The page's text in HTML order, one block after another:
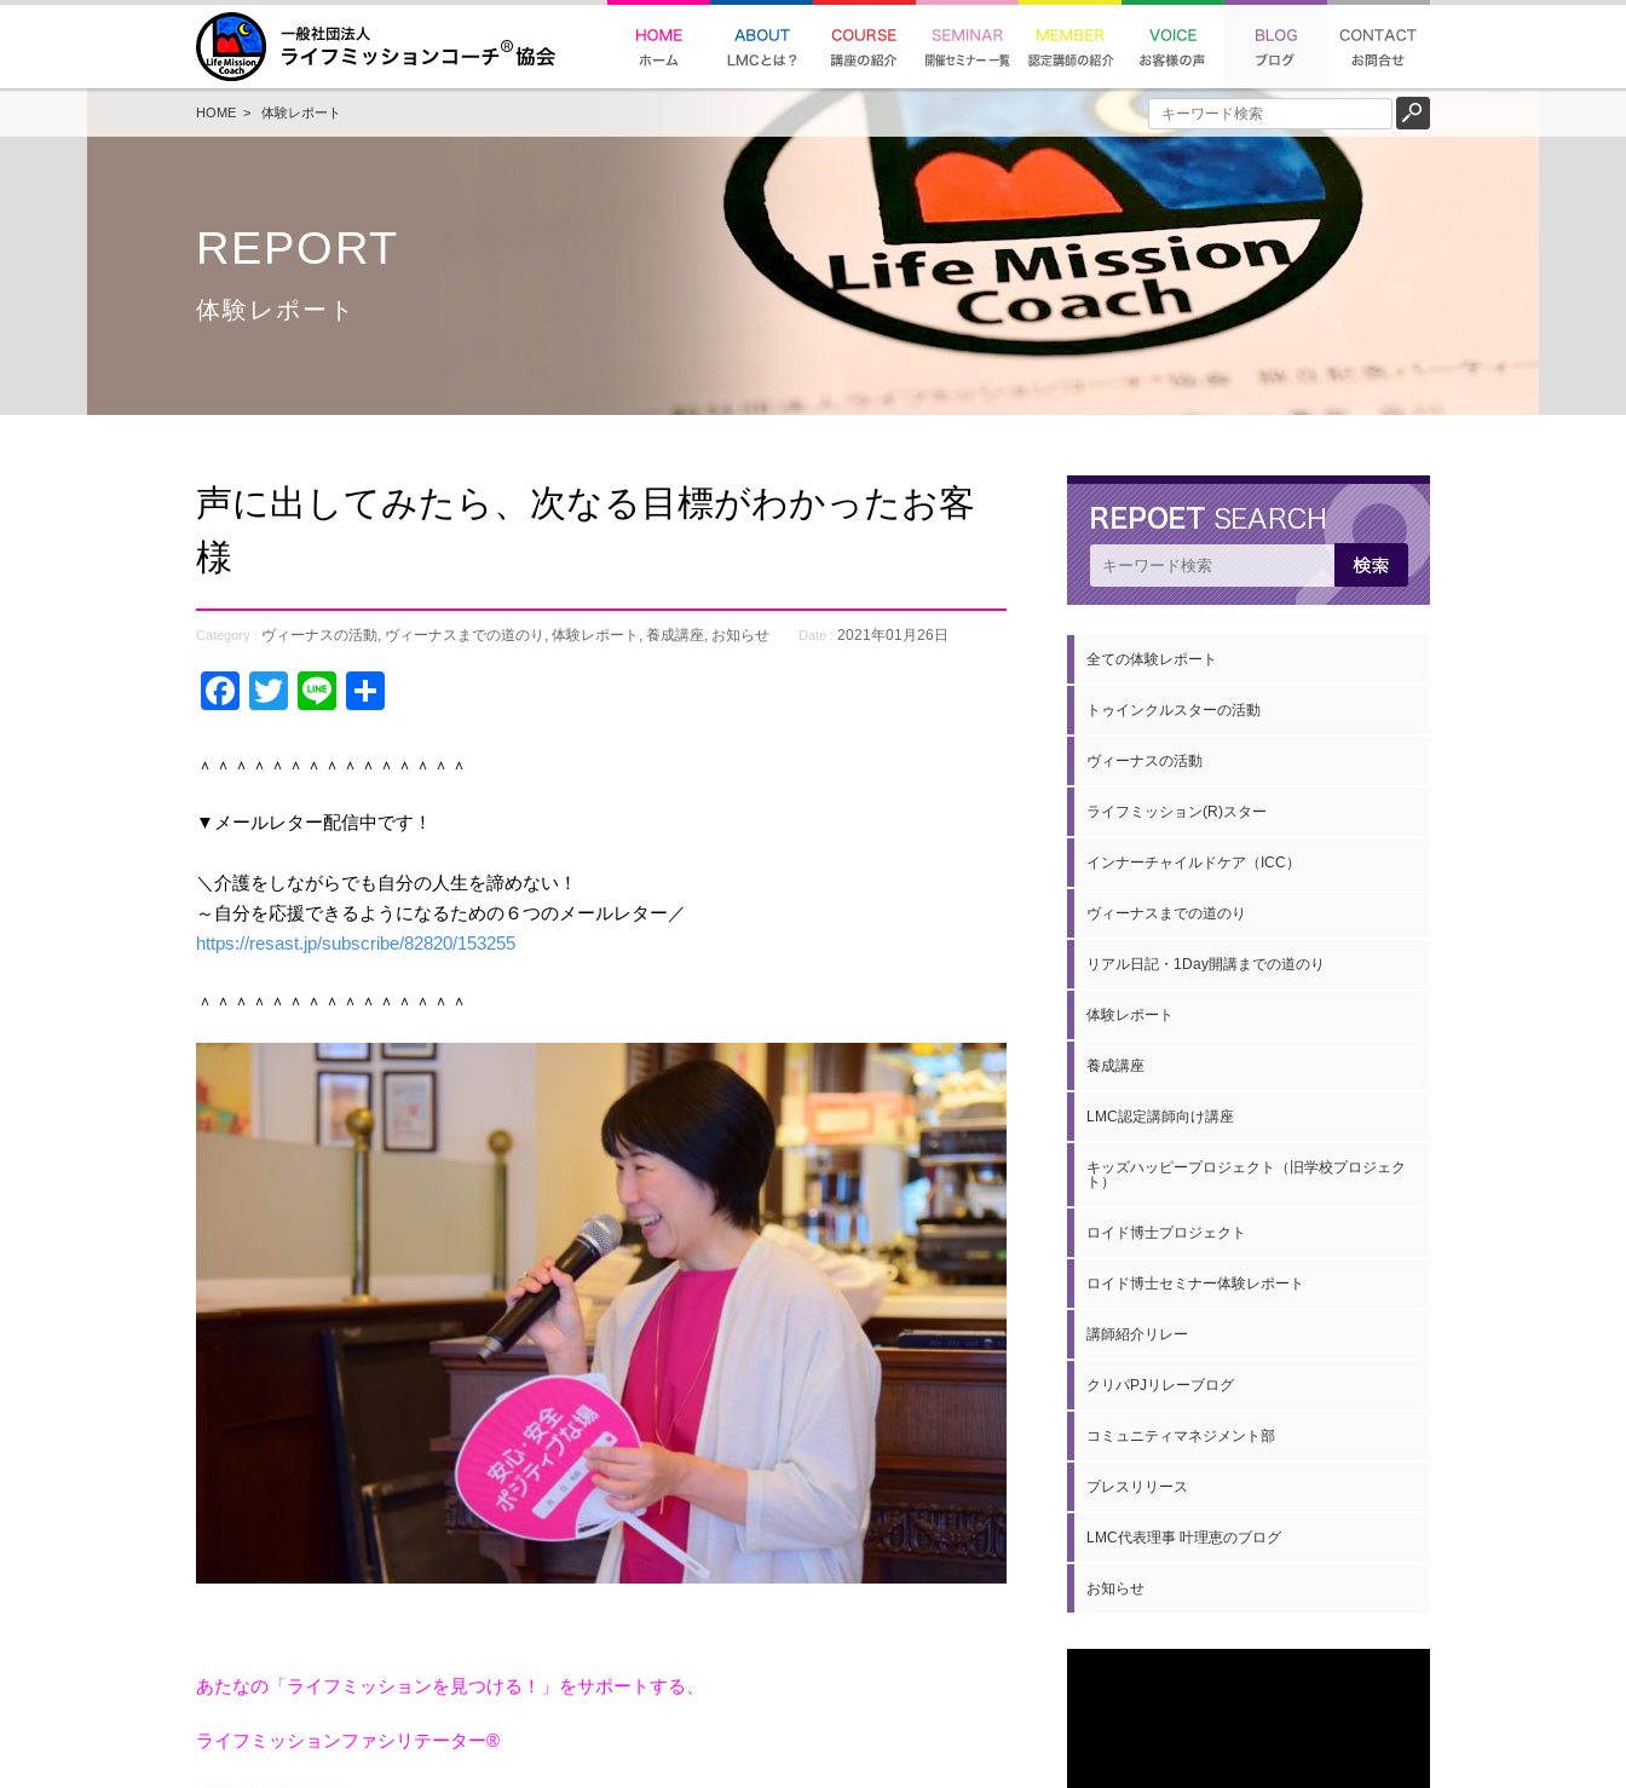
HOME > 体験レポート
REPORT
体験レポート
声に出してみたら、次なる目標がわかったお客
様
Category : ヴィーナスの活動, ヴィーナスまでの道のり , 体験レポート , 養成講座, お知らせ Date : 2021年01月26日
Facebook
Twitter
Line
＾＾＾＾＾＾＾＾＾＾＾＾＾＾＾
▼メールレター配信中です！
＼介護をしながらでも自分の人生を諦めない！
～自分を応援できるようになるための６つのメールレター／
https://resast.jp/subscribe/82820/153255
＾＾＾＾＾＾＾＾＾＾＾＾＾＾＾
あたなの「ライフミッションを見つける！」をサポートする、
ライフミッションファシリテーター®
全ての体験レポート
トゥインクルスターの活動
ヴィーナスの活動
ライフミッション(R)スター
インナーチャイルドケア（ICC）
ヴィーナスまでの道のり
リアル日記・1Day開講までの道のり
体験レポート
養成講座
LMC認定講師向け講座
キッズハッピープロジェクト（旧学校プロジェク
ト）
ロイド博士プロジェクト
ロイド博士セミナー体験レポート
講師紹介リレー
クリパPJリレーブログ
コミュニティマネジメント部
プレスリリース
LMC代表理事 叶理恵のブログ
お知らせ